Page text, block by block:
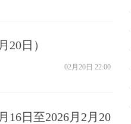
20日）
02月20日 22:00
16日至2026月2月20